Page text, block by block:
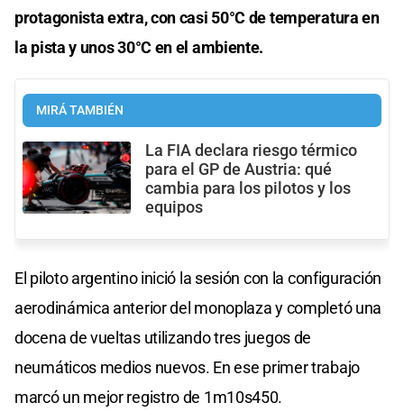
protagonista extra, con casi 50°C de temperatura en
la pista y unos 30°C en el ambiente.
MIRÁ TAMBIÉN
La FIA declara riesgo térmico
para el GP de Austria: qué
cambia para los pilotos y los
equipos
El piloto argentino inició la sesión con la configuración
aerodinámica anterior del monoplaza y completó una
docena de vueltas utilizando tres juegos de
neumáticos medios nuevos. En ese primer trabajo
marcó un mejor registro de 1m10s450.